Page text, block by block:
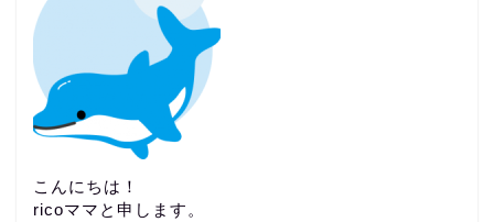
こんにちは！
ricoママと申します。